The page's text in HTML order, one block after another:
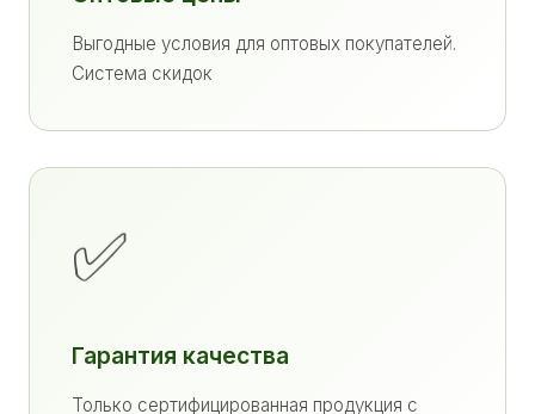
Выгодные условия для оптовых покупателей.
Система скидок
✅
Гарантия качества
Только сертифицированная продукция с